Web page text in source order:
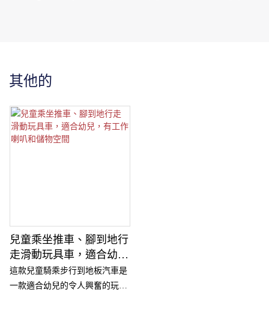
其他的
兒童乘坐推車、腳到地行
走滑動玩具車，適合幼
兒，有工作喇叭和儲物空
間
這款兒童騎乘步行到地板汽車是
一款適合幼兒的令人興奮的玩